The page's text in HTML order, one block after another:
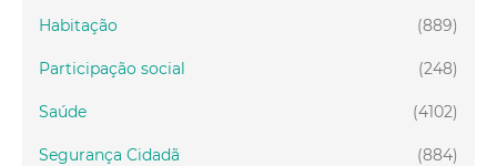
(889)
Habitação
(248)
Participação social
(4102)
Saúde
(884)
Segurança Cidadã